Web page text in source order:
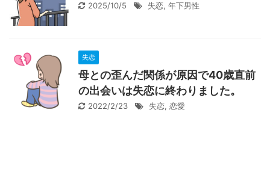
2025/10/5 失恋, 年下男性
失恋
母との歪んだ関係が原因で40歳直前
の出会いは失恋に終わりました。
2022/2/23 失恋, 恋愛